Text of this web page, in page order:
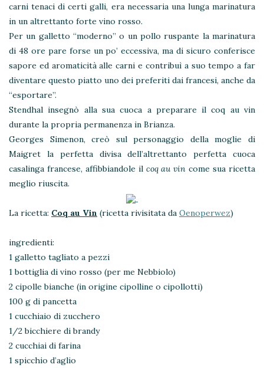
carni tenaci di certi galli, era necessaria una lunga marinatura
in un altrettanto forte vino rosso.
Per un galletto “moderno” o un pollo ruspante la marinatura
di 48 ore pare forse un po’ eccessiva, ma di sicuro conferisce
sapore ed aromaticità alle carni e contribuì a suo tempo a far
diventare questo piatto uno dei preferiti dai francesi, anche da
“esportare”.
Stendhal insegnò alla sua cuoca a preparare il coq au vin
durante la propria permanenza in Brianza.
Georges Simenon, creò sul personaggio della moglie di
Maigret la perfetta divisa dell’altrettanto perfetta cuoca
casalinga francese, affibbiandole il coq au vin come sua ricetta
meglio riuscita.
La ricetta: Coq au Vin (ricetta rivisitata da Oenoperwez)
ingredienti:
1 galletto tagliato a pezzi
1 bottiglia di vino rosso (per me Nebbiolo)
2 cipolle bianche (in origine cipolline o cipollotti)
100 g di pancetta
1 cucchiaio di zucchero
1/2 bicchiere di brandy
2 cucchiai di farina
1 spicchio d’aglio